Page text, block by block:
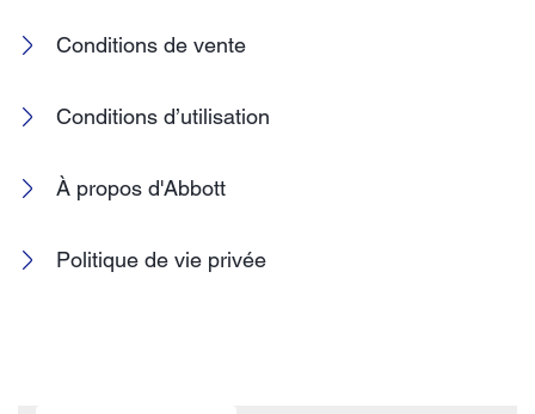
Conditions de vente
Conditions d’utilisation
À propos d'Abbott
Politique de vie privée